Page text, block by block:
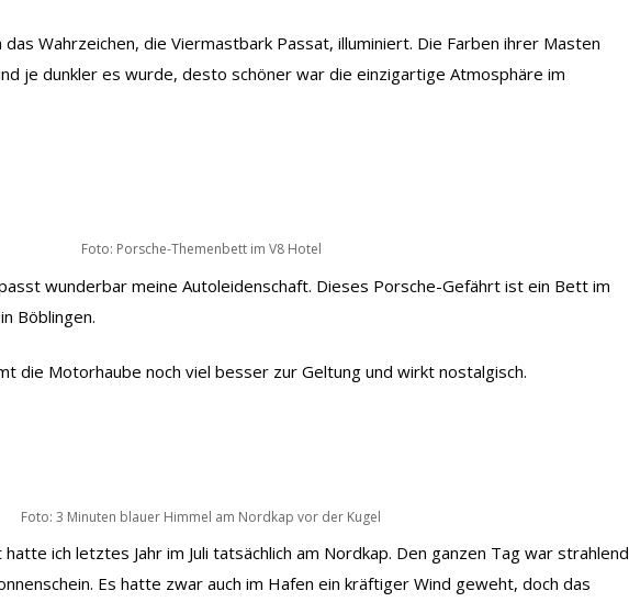
Wahrzeichen, die Viermastbark Passat, illuminiert. Die Farben ihrer Masten
je dunkler es wurde, desto schöner war die einzigartige Atmosphäre im
Foto: Porsche-Themenbett im V8 Hotel
wunderbar meine Autoleidenschaft. Dieses Porsche-Gefährt ist ein Bett im
Böblingen.
die Motorhaube noch viel besser zur Geltung und wirkt nostalgisch.
Foto: 3 Minuten blauer Himmel am Nordkap vor der Kugel
ich letztes Jahr im Juli tatsächlich am Nordkap. Den ganzen Tag war strahlend
Es hatte zwar auch im Hafen ein kräftiger Wind geweht, doch das